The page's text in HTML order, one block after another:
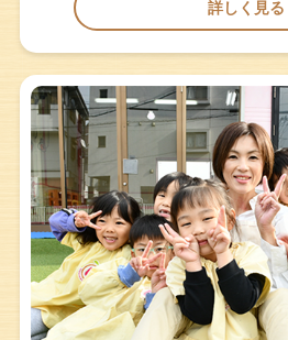
詳しく見る